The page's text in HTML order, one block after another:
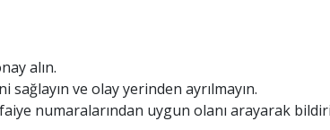
alın.
ve olay yerinden ayrılmayın.
numaralarından uygun olanı arayarak